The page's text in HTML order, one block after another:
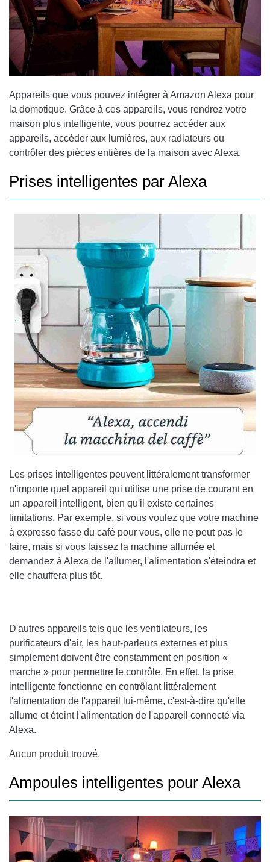
Appareils que vous pouvez intégrer à Amazon Alexa pour
la domotique. Grâce à ces appareils, vous rendrez votre
maison plus intelligente, vous pourrez accéder aux
appareils, accéder aux lumières, aux radiateurs ou
contrôler des pièces entières de la maison avec Alexa.
Prises intelligentes par Alexa
Les prises intelligentes peuvent littéralement transformer
n'importe quel appareil qui utilise une prise de courant en
un appareil intelligent, bien qu'il existe certaines
limitations. Par exemple, si vous voulez que votre machine
à expresso fasse du café pour vous, elle ne peut pas le
faire, mais si vous laissez la machine allumée et
demandez à Alexa de l'allumer, l'alimentation s'éteindra et
elle chauffera plus tôt.
D'autres appareils tels que les ventilateurs, les
purificateurs d'air, les haut-parleurs externes et plus
simplement doivent être constamment en position «
marche » pour permettre le contrôle. En effet, la prise
intelligente fonctionne en contrôlant littéralement
l'alimentation de l'appareil lui-même, c'est-à-dire qu'elle
allume et éteint l'alimentation de l'appareil connecté via
Alexa.
Aucun produit trouvé.
Ampoules intelligentes pour Alexa